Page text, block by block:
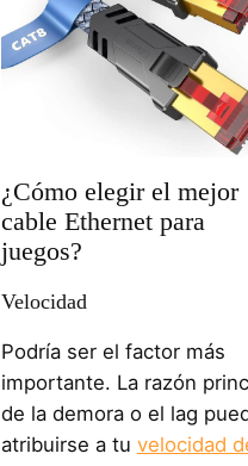
¿Cómo elegir el mejor
cable Ethernet para
juegos?
Velocidad
Podría ser el factor más
importante. La razón
de la demora o el lag
atribuirse a tu velocidad